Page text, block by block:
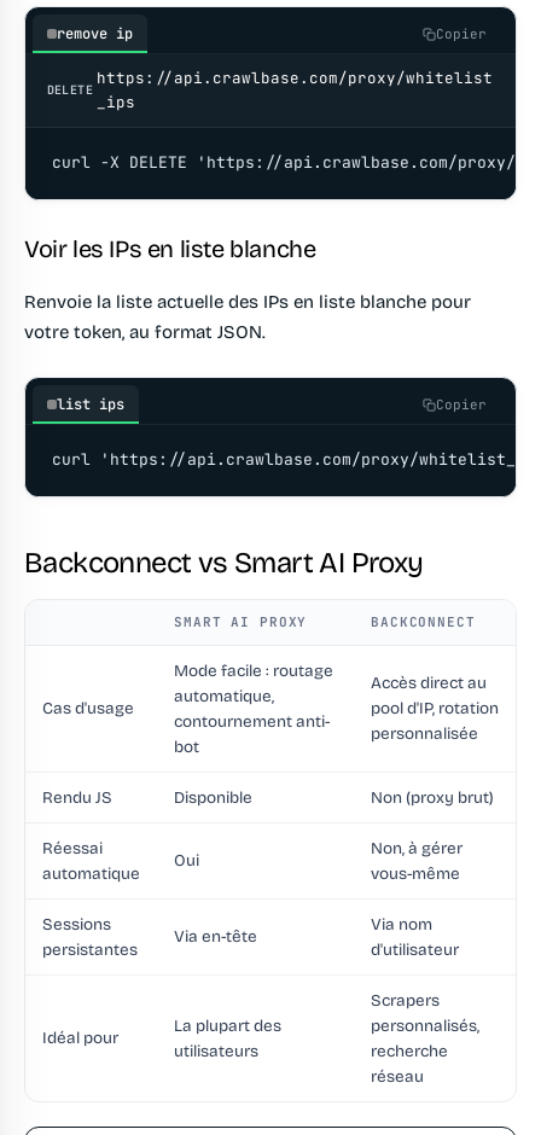
remove ip Copier
DELETE
https://api.crawlbase.com/proxy/whitelist
_ips
curl -X DELETE 'https://api.crawlbase.com/proxy/
Voir les IPs en liste blanche
Renvoie la liste actuelle des IPs en liste blanche pour
votre token, au format JSON.
list ips Copier
curl 'https://api.crawlbase.com/proxy/
Backconnect vs Smart AI Proxy
SMART AI PROXY BACKCONNECT
Cas d'usage
Mode facile : routage
automatique,
contournement anti-
bot
Accès direct au
pool d'IP, rotation
personnalisée
Rendu JS Disponible Non (proxy brut)
Réessai
automatique
Oui
Non, à gérer
vous-même
Sessions
persistantes
Via en-tête
Via nom
d'utilisateur
Idéal pour
La plupart des
utilisateurs
Scrapers
personnalisés,
recherche
réseau